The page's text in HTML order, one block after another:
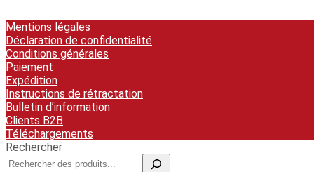
Mentions légales
Déclaration de confidentialité
Conditions générales
Paiement
Expédition
Instructions de rétractation
Bulletin d’information
Clients B2B
Téléchargements
Rechercher